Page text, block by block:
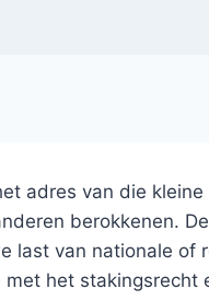
adres van die kleine
berokkenen.
last van nationale of
het stakingsrecht